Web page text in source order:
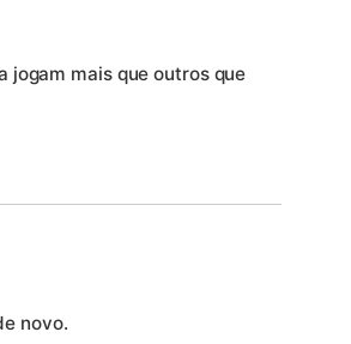
jogam mais que outros que
novo.